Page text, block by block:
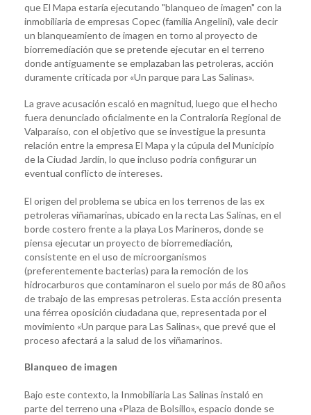
que El Mapa estaría ejecutando "blanqueo de imagen" con la
inmobiliaria de empresas Copec (familia Angelini), vale decir
un blanqueamiento de imagen en torno al proyecto de
biorremediación que se pretende ejecutar en el terreno
donde antiguamente se emplazaban las petroleras, acción
duramente criticada por «Un parque para Las Salinas».
La grave acusación escaló en magnitud, luego que el hecho
fuera denunciado oficialmente en la Contraloría Regional de
Valparaíso, con el objetivo que se investigue la presunta
relación entre la empresa El Mapa y la cúpula del Municipio
de la Ciudad Jardín, lo que incluso podría configurar un
eventual conflicto de intereses.
El origen del problema se ubica en los terrenos de las ex
petroleras viñamarinas, ubicado en la recta Las Salinas, en el
borde costero frente a la playa Los Marineros, donde se
piensa ejecutar un proyecto de biorremediación,
consistente en el uso de microorganismos
(preferentemente bacterias) para la remoción de los
hidrocarburos que contaminaron el suelo por más de 80 años
de trabajo de las empresas petroleras. Esta acción presenta
una férrea oposición ciudadana que, representada por el
movimiento «Un parque para Las Salinas», que prevé que el
proceso afectará a la salud de los viñamarinos.
Blanqueo de imagen
Bajo este contexto, la Inmobiliaria Las Salinas instaló en
parte del terreno una «Plaza de Bolsillo», espacio donde se